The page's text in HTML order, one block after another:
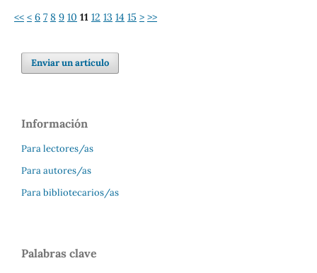
<< < 6 7 8 9 10 11 12 13 14 15 > >>
Enviar un artículo
Información
Para lectores/as
Para autores/as
Para bibliotecarios/as
Palabras clave